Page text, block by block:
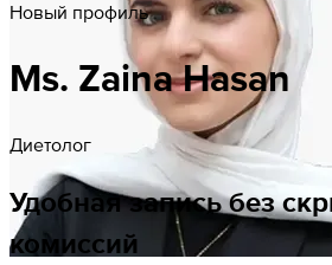
Новый профиль
Ms. Zaina Hasan
Диетолог
Удобная запись без
комиссий